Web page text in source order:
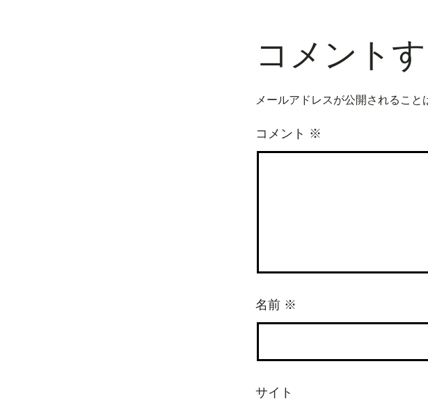
コメント
メールアドレスが公開されること
コメント ※
名前 ※
サイト